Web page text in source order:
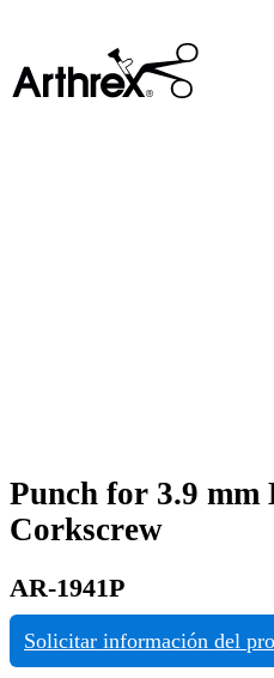
Punch for 3.9 mm
Corkscrew
AR-1941P
Solicitar información del